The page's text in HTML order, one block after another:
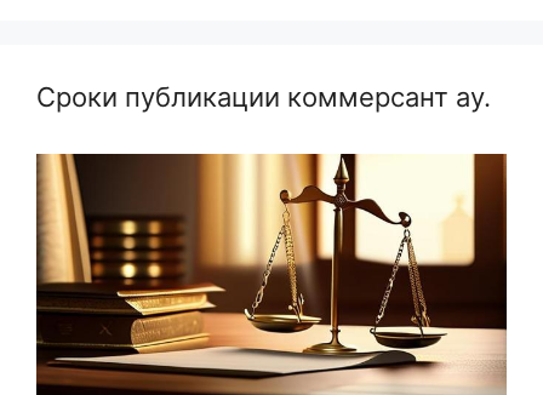
Сроки публикации коммерсант ау.